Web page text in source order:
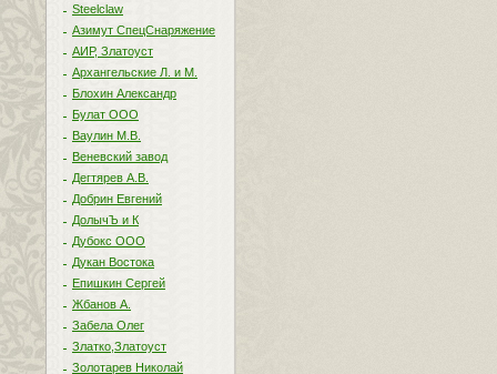
Steelclaw
Азимут СпецСнаряжение
АИР, Златоуст
Архангельские Л. и М.
Блохин Александр
Булат ООО
Ваулин М.В.
Веневский завод
Дегтярев А.В.
Добрин Евгений
ДолычЪ и К
Дубокс ООО
Дукан Востока
Епишкин Сергей
Жбанов А.
Забела Олег
Златко,Златоуст
Золотарев Николай